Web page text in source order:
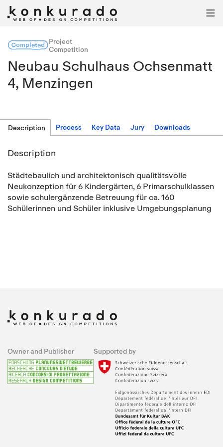

CompletedProject
Competition
Neubau Schulhaus Ochsenmatt
4, Menzingen
Description Process Key Data Jury Downloads
Description
Städtebaulich und architektonisch qualitätsvolle
Neukonzeption für 6 Kindergärten, 6 Primarschulklassen
sowie schulergänzende Betreuung für ca. 160
Schülerinnen und Schüler inklusive Umgebungsplanung
Owner and Publisher Supported by